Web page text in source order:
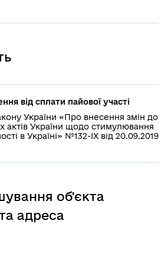
від сплати пайової участі
України «Про внесення змін до
актів України щодо стимулювання
в Україні» №132-IX від 20.09.2019
об'єкта
адреса